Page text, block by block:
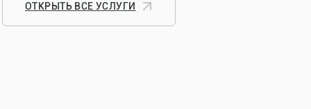
ОТКРЫТЬ ВСЕ УСЛУГИ